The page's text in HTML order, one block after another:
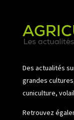
Des actualités
grandes
cuniculture,
Retrouvez